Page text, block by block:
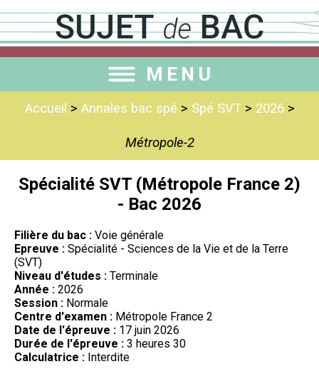
MENU
Accueil > Annales bac spé > Spé SVT> 2026>
Métropole-2
Spécialité SVT (Métropole France 2)
- Bac 2026
Filière du bac : Voie générale
Epreuve : Spécialité - Sciences de la Vie et de la Terre
(SVT)
Niveau d'études : Terminale
Année : 2026
Session : Normale
Centre d'examen : Métropole France 2
Date de l'épreuve : 17 juin 2026
Durée de l'épreuve : 3 heures 30
Calculatrice : Interdite